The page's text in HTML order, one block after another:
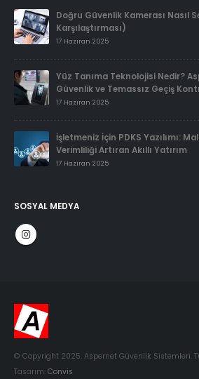
Doğru Güvenlik Kamerası Nasıl
Karşılaştırması)
17 Haziran 2025
Yüz Tanıma Teknolojisi Nedir?
Güvenlik ve Temassız Geçiş
17 Haziran 2025
İşletmeniz İçin PDKS Yazılımı:
Verimliliği Artıran Akıllı Yatırım
17 Haziran 2025
SOSYAL MEDYA
© Copyright 2025. Aspernet Güvenlik Sistemleri.
Tasarım: Convis